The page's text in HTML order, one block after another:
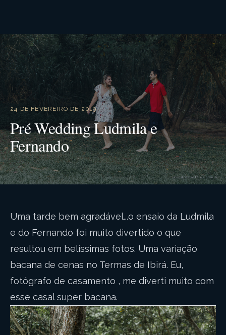
24 DE FEVEREIRO DE 2019
Pré Wedding Ludmila e
Fernando
Uma tarde bem agradável...o ensaio da Ludmila
e do Fernando foi muito divertido o que
resultou em belíssimas fotos. Uma variação
bacana de cenas no Termas de Ibirá. Eu,
fotógrafo de casamento , me diverti muito com
esse casal super bacana.